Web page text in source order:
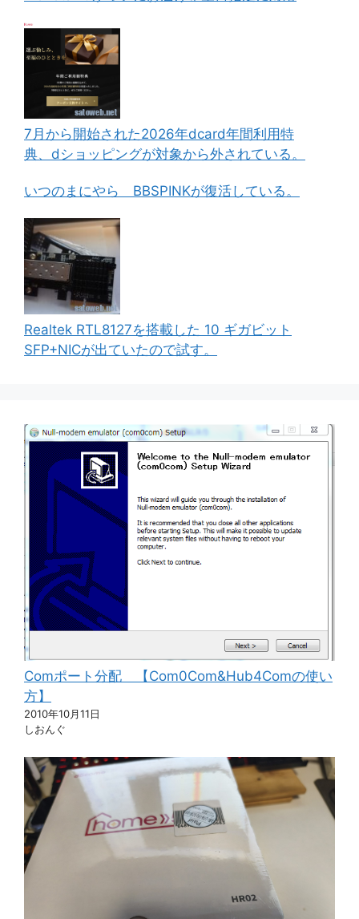
7月から開始された2026年dcard年間利用特
典、dショッピングが対象から外されている。
いつのまにやら BBSPINKが復活している。
Realtek RTL8127を搭載した 10 ギガビット
SFP+NICが出ていたので試す。
Comポート分配 【Com0Com&Hub4Comの使い
方】
2010年10月11日
しおんぐ